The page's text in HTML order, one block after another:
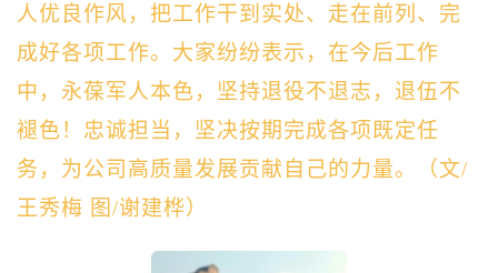
人优良作风，把工作干到实处、走在前列、完
成好各项工作。大家纷纷表示，在今后工作
中，永葆军人本色，坚持退役不退志，退伍不
褪色！忠诚担当，坚决按期完成各项既定任
务，为公司高质量发展贡献自己的力量。（文/
王秀梅 图/谢建桦）